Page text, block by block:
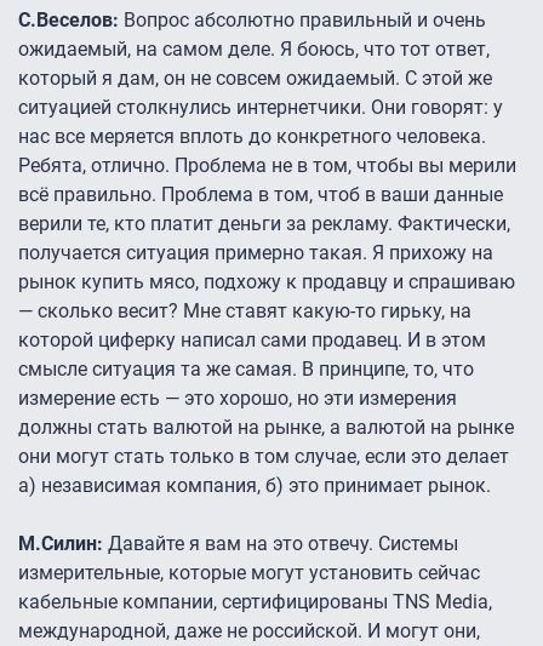
С.Веселов: Вопрос абсолютно правильный и очень
ожидаемый, на самом деле. Я боюсь, что тот ответ,
который я дам, он не совсем ожидаемый. С этой же
ситуацией столкнулись интернетчики. Они говорят: у
нас все меряется вплоть до конкретного человека.
Ребята, отлично. Проблема не в том, чтобы вы мерили
всё правильно. Проблема в том, чтоб в ваши данные
верили те, кто платит деньги за рекламу. Фактически,
получается ситуация примерно такая. Я прихожу на
рынок купить мясо, подхожу к продавцу и спрашиваю
— сколько весит? Мне ставят какую-то гирьку, на
которой циферку написал сами продавец. И в этом
смысле ситуация та же самая. В принципе, то, что
измерение есть — это хорошо, но эти измерения
должны стать валютой на рынке, а валютой на рынке
они могут стать только в том случае, если это делает
а) независимая компания, б) это принимает рынок.
М.Силин: Давайте я вам на это отвечу. Системы
измерительные, которые могут установить сейчас
кабельные компании, сертифицированы TNS Media,
международной, даже не российской. И могут они,